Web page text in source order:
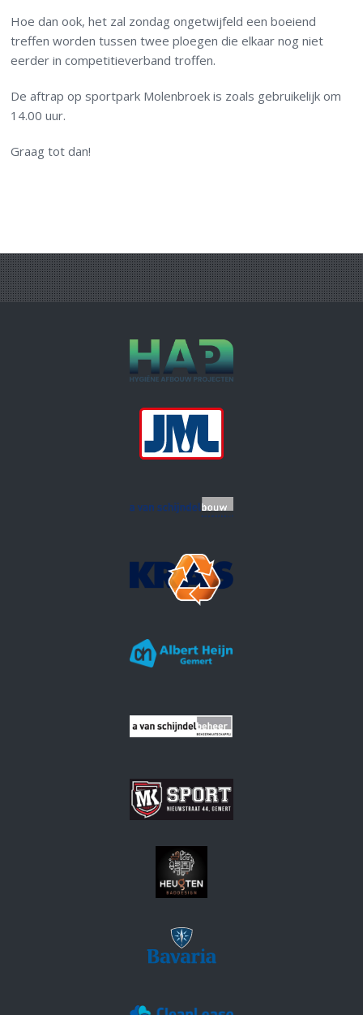
Hoe dan ook, het zal zondag ongetwijfeld een boeiend
treffen worden tussen twee ploegen die elkaar nog niet
eerder in competitieverband troffen.
De aftrap op sportpark Molenbroek is zoals gebruikelijk om
14.00 uur.
Graag tot dan!